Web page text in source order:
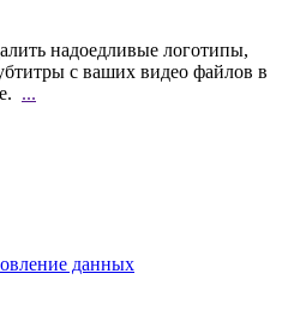
надоедливые логотипы,
с ваших видео файлов в
...
данных